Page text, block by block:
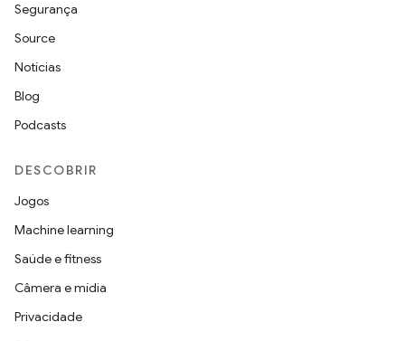
Segurança
Source
Notícias
Blog
Podcasts
DESCOBRIR
Jogos
Machine learning
Saúde e fitness
Câmera e mídia
Privacidade